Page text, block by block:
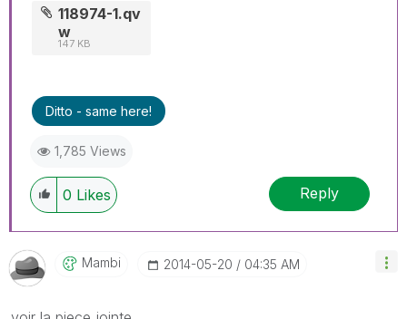
118974-1.qv
w
147 KB
Ditto - same here!
1,785 Views
0 Likes Reply
Mambi ‎2014-05-20 04:35 AM